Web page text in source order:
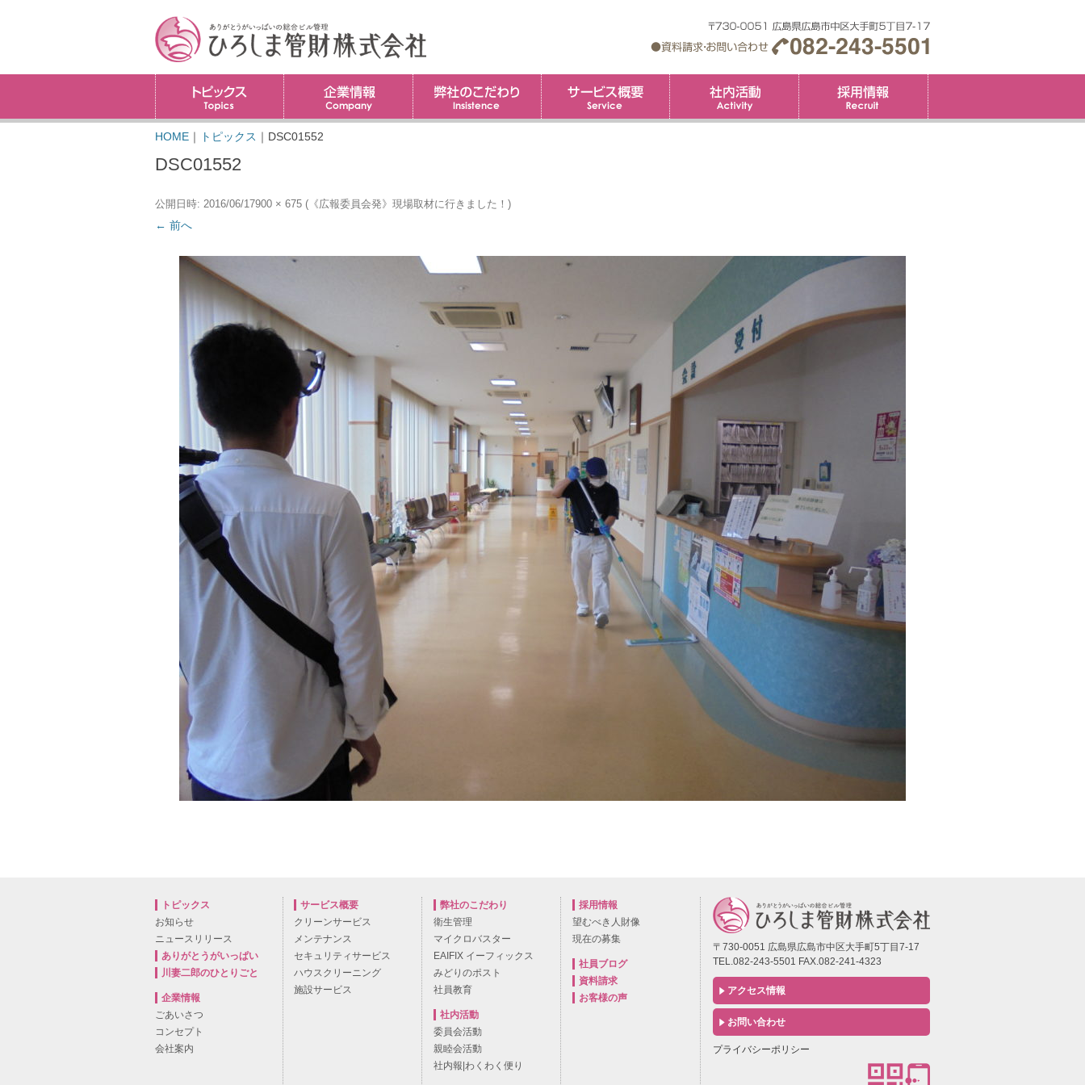
ツ
企業情報 社内活動 採用情報
HOME ｜ トピックス ｜ DSC01552
DSC01552
公開日時: 2016/06/17900 × 675 ( 《広報委員会発》現場取材に行きました！ )
← 前へ
トピックス
お知らせ
ニュースリリース
ありがとうがいっぱい
川妻二郎のひとりごと
企業情報
ごあいさつ
コンセプト
会社案内
サービス概要
クリーンサービス
メンテナンス
セキュリティサービス
ハウスクリーニング
施設サービス
弊社のこだわり
衛生管理
マイクロバスター
EAIFIX イーフィックス
みどりのポスト
社員教育
社内活動
委員会活動
親睦会活動
社内報|わくわく便り
採用情報
望むべき人財像
現在の募集
社員ブログ
資料請求
お客様の声
〒730-0051 広島県広島市中区大手町5丁目7-17
TEL.082-243-5501 FAX.082-241-4323
アクセス情報
お問い合わせ
プライバシーポリシー